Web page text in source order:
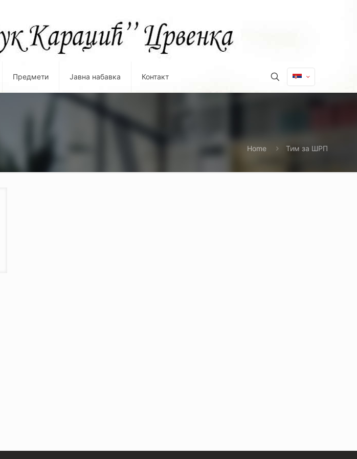
Предмети Јавна набавка Контакт
Home Тим за ШРП